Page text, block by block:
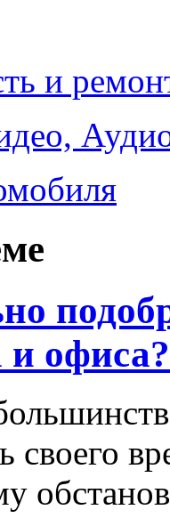
и
офиса?
своего